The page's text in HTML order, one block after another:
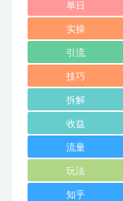
单日
实操
引流
技巧
拆解
收益
流量
玩法
知乎